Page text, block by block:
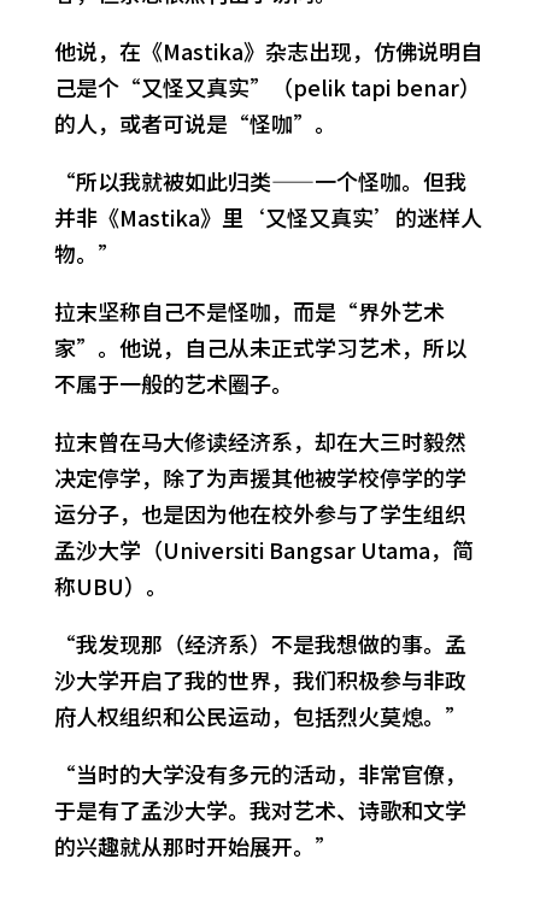
他说，在《Mastika》杂志出现，仿佛说明自
己是个“又怪又真实”（pelik tapi benar）
的人，或者可说是“怪咖”。
“所以我就被如此归类——一个怪咖。但我
并非《Mastika》里‘又怪又真实’的迷样人
物。”
拉末坚称自己不是怪咖，而是“界外艺术
家”。他说，自己从未正式学习艺术，所以
不属于一般的艺术圈子。
拉末曾在马大修读经济系，却在大三时毅然
决定停学，除了为声援其他被学校停学的学
运分子，也是因为他在校外参与了学生组织
孟沙大学（Universiti Bangsar Utama，简
称UBU）。
“我发现那（经济系）不是我想做的事。孟
沙大学开启了我的世界，我们积极参与非政
府人权组织和公民运动，包括烈火莫熄。”
“当时的大学没有多元的活动，非常官僚，
于是有了孟沙大学。我对艺术、诗歌和文学
的兴趣就从那时开始展开。”